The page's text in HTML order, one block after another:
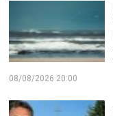
08/08/2026 20:00